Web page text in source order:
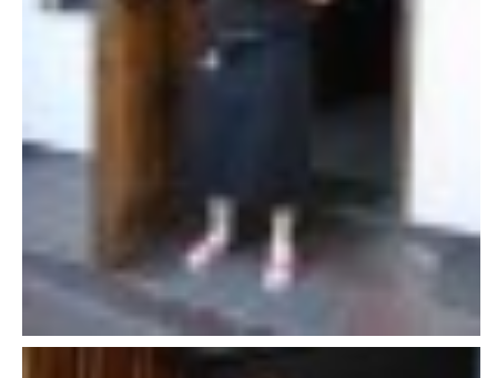
IČO: 64782832
Gmail: sdhlicomelice@gmail.com
607 276 682 - starosta SDH